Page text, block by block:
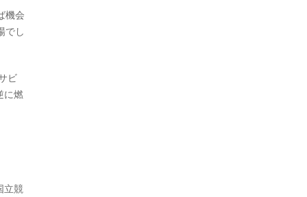
機会
でし
ビ
に燃
立競